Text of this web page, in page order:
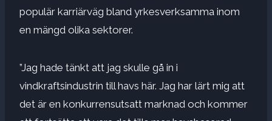
populär karriärväg bland yrkesverksamma inom
en mängd olika sektorer.
”Jag hade tänkt att jag skulle gå in i
vindkraftsindustrin till havs här. Jag har lärt mig att
det är en konkurrensutsatt marknad och kommer